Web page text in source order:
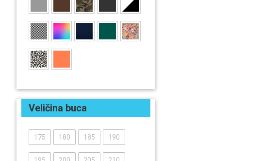
Veličina buca
175 180 185 190